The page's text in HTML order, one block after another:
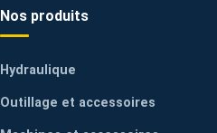
Nos produits
Hydraulique
Outillage et accessoires